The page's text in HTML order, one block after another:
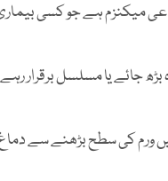
میکنزم ہے جو کسی
یا مسلسل برقرار
کی سطح بڑھنے سے دماغ